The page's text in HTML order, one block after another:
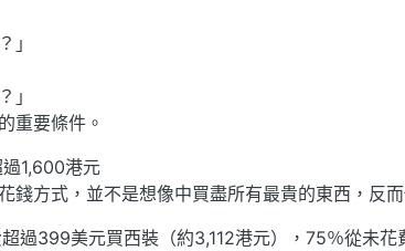
」
」
重要條件。
1,600港元
錢方式，並不是想像中買盡所有最貴的東西，反
過399美元買西裝（約3,112港元），75％從未花